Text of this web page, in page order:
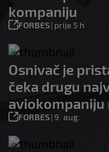
kompaniju
FORBES| prije 5 h
Osnivač je
čeka drugu
aviokompaniju
FORBES| 9. aug.